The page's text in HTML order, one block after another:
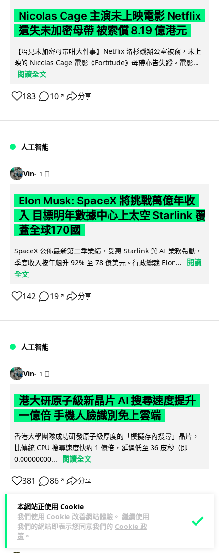
本網站正使用 Cookie
我們使用 Cookie 改善網站體驗。 繼續使用
我們的網站即表示您同意我們的 Cookie 政
策 。
Nicolas Cage 主演未上映電影 Netflix
遺失未加密母帶 被索償 8.19 億港元
【唔見未加密母帶咁大件事】Netflix 洛杉磯辦公室被竊，未上
映的 Nicolas Cage 電影《Fortitude》母帶亦告失蹤。電影...
閱讀全文
183 10 ↗ 分享
人工智能
Vin 1 日
Elon Musk: SpaceX 將挑戰萬億年收
入 目標明年數據中心上太空 Starlink 覆
蓋全球170國
SpaceX 公佈最新第二季業績，受惠 Starlink 與 AI 業務帶動，
季度收入按年飆升 92% 至 78 億美元。行政總裁 Elon...
閱讀
全文
142 19 ↗ 分享
人工智能
Vin 1 日
港大研原子級新晶片 AI 搜尋速度提升
一億倍 手機人臉識別免上雲端
香港大學團隊成功研發原子級厚度的「模擬存內搜尋」晶片，
比傳統 CPU 搜尋速度快約 1 億倍，延遲低至 36 皮秒（即
0.00000000...
閱讀全文
381 86 ↗ 分享
科技娛樂 生活科技 旅遊